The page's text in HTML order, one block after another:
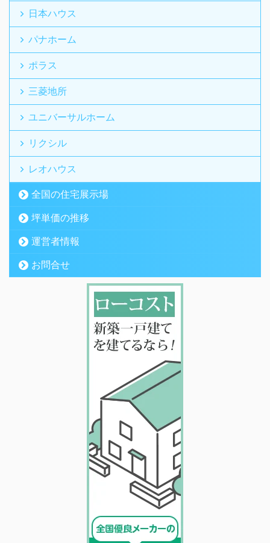
日本ハウス
パナホーム
ポラス
三菱地所
ユニバーサルホーム
リクシル
レオハウス
全国の住宅展示場
坪単価の推移
運営者情報
お問合せ